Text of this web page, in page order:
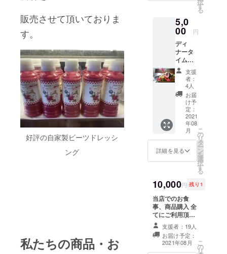
販売させて頂いておりま
す。
好評の自家製ビーツドレッシ
ング
私たちの商品・お
す
る
5,0
00 円
ディ
ナータ
イムの
み ご利
用出来
るお食
事券(千
円券×5
枚) また
は 当店
オリジ
ナル 自
家製
ビーツ
ドレッ
シング1
食育イ
ンスト
ラク
ターが
厳選し
クト商
品 無添
加野菜
支援
者：
4人
お届
け予
定：
2021
年08
月
詳細を見る
こ
の
リ
タ
ー
ン
を
選
択
す
る
10,000円 残り1
当店でのお食
事、商品購入 全
てにご利用頂け
る商品券(千円
×10枚) お釣りは
出ません。 有効
期限 発行日よ
支援者：19人
お届け予定：
2021年08月
こ
の
リ